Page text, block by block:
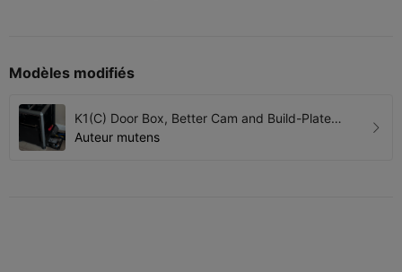
Modèles modifiés
K1(C) Door Box, Better Cam and Build-Plate
Holder
Auteur mutens